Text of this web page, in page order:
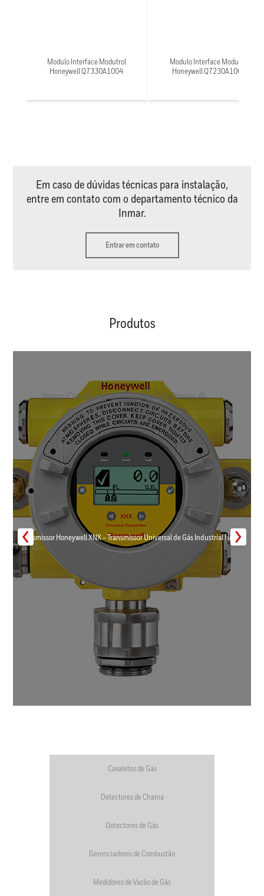
Modulo Interface Modutrol
Honeywell Q7330A1004
Modulo Interface Modutrol
Honeywell Q7230A1005
Em caso de dúvidas técnicas para instalação,
entre em contato com o departamento técnico da
Inmar.
Entrar em contato
Produtos
Transmissor Honeywell XNX – Transmissor Universal de Gás Industrial | Inmar
Cavaletes de Gás
Detectores de Chama
Detectores de Gás
Gerenciadores de Combustão
Medidores de Vazão de Gás